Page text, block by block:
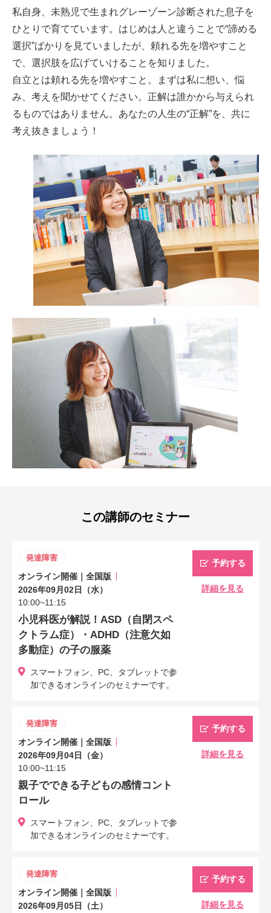
私自身、未熟児で生まれグレーゾーン診断された息子を
ひとりで育てています。はじめは人と違うことで“諦める
選択”ばかりを見ていましたが、頼れる先を増やすこと
で、選択肢を広げていけることを知りました。
自立とは頼れる先を増やすこと。まずは私に想い、悩
み、考えを聞かせてください。正解は誰かから与えられ
るものではありません。あなたの人生の“正解”を、共に
考え抜きましょう！
この講師のセミナー
発達障害
オンライン開催｜全国版
2026年09月02日（水）
10:00~11:15
小児科医が解説！ASD（自閉スペ
クトラム症）・ADHD（注意欠如
多動症）の子の服薬
スマートフォン、PC、タブレットで参
加できるオンラインのセミナーです。
予約する
詳細を見る
発達障害
オンライン開催｜全国版
2026年09月04日（金）
10:00~11:15
親子でできる子どもの感情コント
ロール
スマートフォン、PC、タブレットで参
加できるオンラインのセミナーです。
予約する
詳細を見る
発達障害
オンライン開催｜全国版
2026年09月05日（土）
予約する
詳細を見る